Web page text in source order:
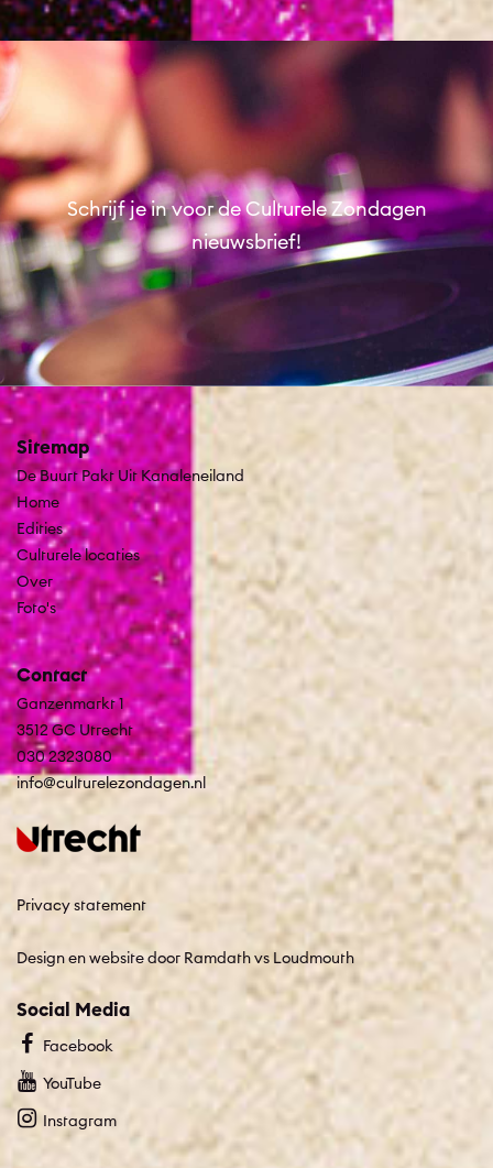
Schrijf je in voor de Culturele Zondagen
nieuwsbrief!
Sitemap
De Buurt Pakt Uit Kanaleneiland
Home
Edities
Culturele locaties
Over
Foto's
Contact
Ganzenmarkt 1
3512 GC Utrecht
030 2323080
info@culturelezondagen.nl
Privacy statement
Design en website door Ramdathvs Loudmouth
Social Media
Facebook
YouTube
Instagram